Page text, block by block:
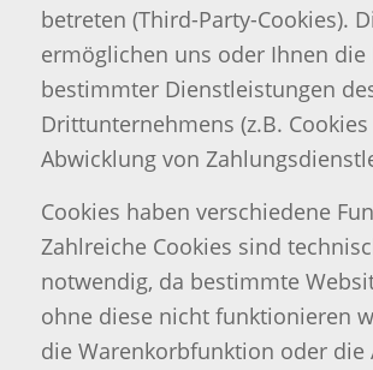
betreten (Third-Party-Cookies).
ermöglichen uns oder Ihnen die
bestimmter Dienstleistungen
Drittunternehmens (z.B. Cookies
Abwicklung von
Cookies haben verschiedene
Zahlreiche Cookies sind
notwendig, da bestimmte
ohne diese nicht funktionieren
die Warenkorbfunktion oder die